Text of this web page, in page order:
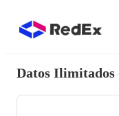
Datos Ilimitados